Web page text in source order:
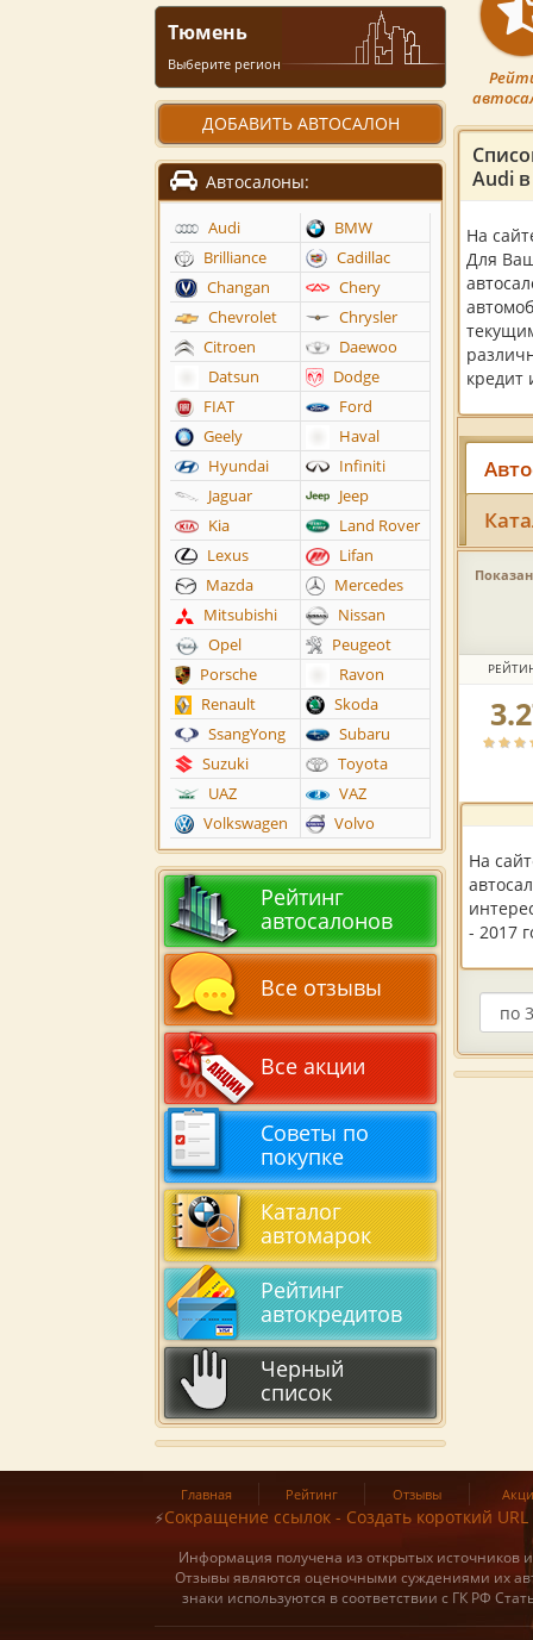
Audi
На
Для
кредит
На
- 2017
Тюмень
Выберите регион
ДОБАВИТЬ АВТОСАЛОН
Автосалоны:
Audi
BMW
Brilliance
Cadillac
Changan
Chery
Chevrolet
Chrysler
Citroen
Daewoo
Datsun
Dodge
FIAT
Ford
Geely
Haval
Hyundai
Infiniti
Jaguar
Jeep
Kia
Land Rover
Lexus
Lifan
Mazda
Mercedes
Mitsubishi
Nissan
Opel
Peugeot
Porsche
Ravon
Renault
Skoda
SsangYong
Subaru
Suzuki
Toyota
UAZ
VAZ
Volkswagen
Volvo
Рейтинг
автосалонов
Все отзывы
Все акции
Советы по
покупке
Каталог
автомарок
Рейтинг
автокредитов
Черный
список
Главная Рейтинг Отзывы
⚡Сокращение ссылок - Создать короткий URL
Информация получена из открытых источников
Отзывы являются оценочными суждениями их
знаки используются в соответствии с ГК РФ